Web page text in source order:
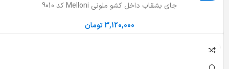
جای بشقاب داخل کشو ملونی Melloni کد 9010
3,120,000تومان